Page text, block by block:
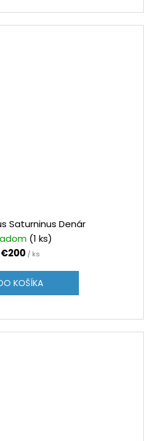
Saturninus Denár
(1 ks)
€200 / ks
KOŠÍKA